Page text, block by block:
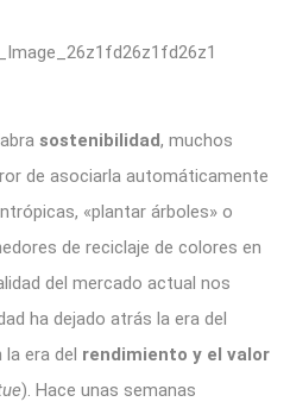
sostenibilidad, muchos
de asociarla automáticamente
«plantar árboles» o
de reciclaje de colores en
del mercado actual nos
ha dejado atrás la era del
era del rendimiento y el valor
). Hace unas semanas